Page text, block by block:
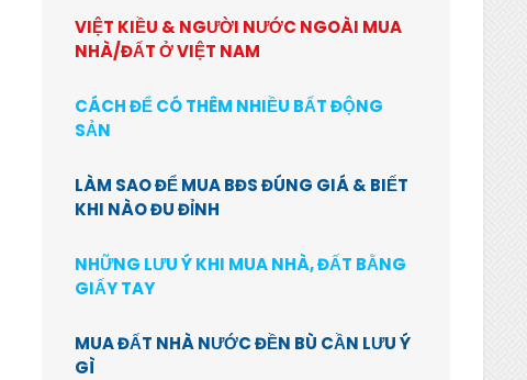
VIỆT KIỀU & NGƯỜI NƯỚC NGOÀI MUA
NHÀ/ĐẤT Ở VIỆT NAM
CÁCH ĐỂ CÓ THÊM NHIỀU BẤT ĐỘNG
SẢN
LÀM SAO ĐỂ MUA BĐS ĐÚNG GIÁ & BIẾT
KHI NÀO ĐU ĐỈNH
NHỮNG LƯU Ý KHI MUA NHÀ, ĐẤT BẰNG
GIẤY TAY
MUA ĐẤT NHÀ NƯỚC ĐỀN BÙ CẦN LƯU Ý
GÌ